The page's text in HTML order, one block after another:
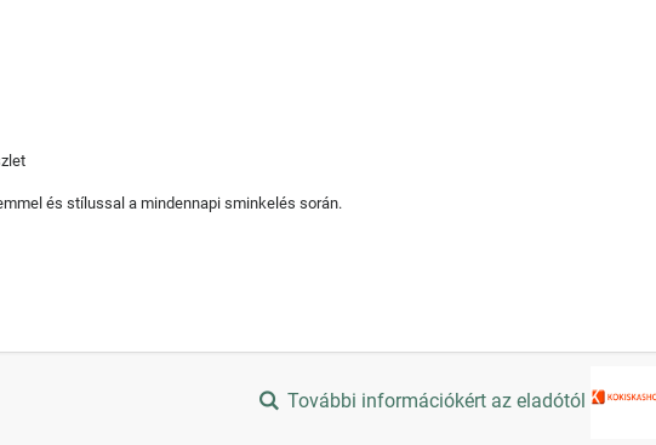
és stílussal a mindennapi sminkelés során.
További információkért az eladótól